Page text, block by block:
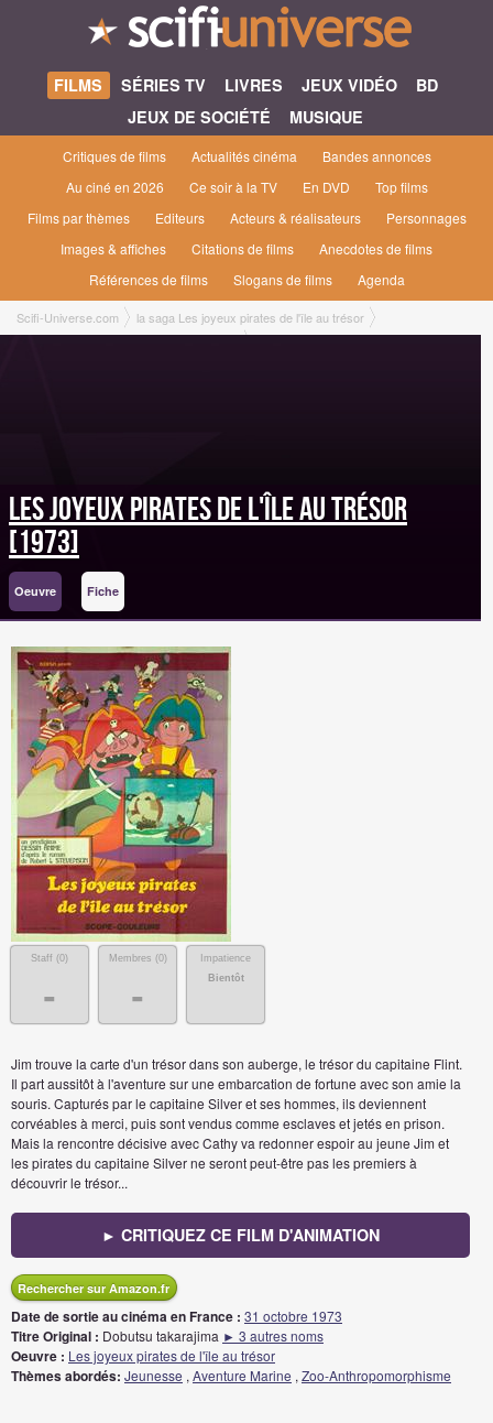
FILMS SÉRIES TV LIVRES JEUX VIDÉO
BD
JEUX DE SOCIÉTÉ
MUSIQUE
Critiques de films Actualités cinéma
Bandes annonces
Au ciné en 2026
Ce soir à la TV En DVD
Top films
Films par thèmes
Editeurs Acteurs & réalisateurs
Personnages
Images & affiches
Citations de films
Anecdotes de films
Références de films
Slogans de films Agenda
Scifi-Universe.com
la saga Les joyeux pirates de l'île au trésor
Les joyeux pirates de l'île au trésor [1973]
Les joyeux pirates de l'île au trésor
[1973]
Oeuvre Fiche
Staff (0)
-
Membres (0)
-
Impatience
Bientôt
Jim trouve la carte d'un trésor dans son auberge, le trésor du capitaine Flint.
Il part aussitôt à l'aventure sur une embarcation de fortune avec son amie la
souris. Capturés par le capitaine Silver et ses hommes, ils deviennent
corvéables à merci, puis sont vendus comme esclaves et jetés en prison.
Mais la rencontre décisive avec Cathy va redonner espoir au jeune Jim et
les pirates du capitaine Silver ne seront peut-être pas les premiers à
découvrir le trésor...
► CRITIQUEZ CE FILM D'ANIMATION
Rechercher sur Amazon.fr
Date de sortie au cinéma en France : 31 octobre 1973
Titre Original : Dobutsu takarajima ► 3 autres noms
Oeuvre : Les joyeux pirates de l'île au trésor
Thèmes abordés: Jeunesse , Aventure Marine , Zoo-Anthropomorphisme